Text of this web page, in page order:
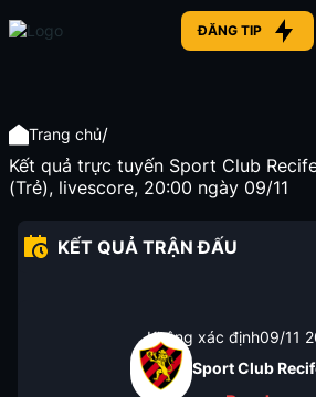
ĐĂNG TIP
Trang chủ/
Kết quả trực tuyến Sport Club
(Trẻ), livescore, 20:00 ngày 09/11
KẾT QUẢ TRẬN ĐẤU
Không xác định09/11
Sport Club